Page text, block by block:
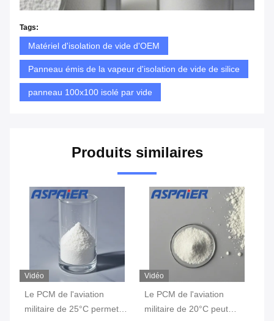
Tags:
Matériel d'isolation de vide d'OEM
Panneau émis de la vapeur d'isolation de vide de silice
panneau 100x100 isolé par vide
Produits similaires
Vidéo
Le PCM de l'aviation
militaire de 25°C permet
Vidéo
Le PCM de l'aviation
militaire de 20°C peut